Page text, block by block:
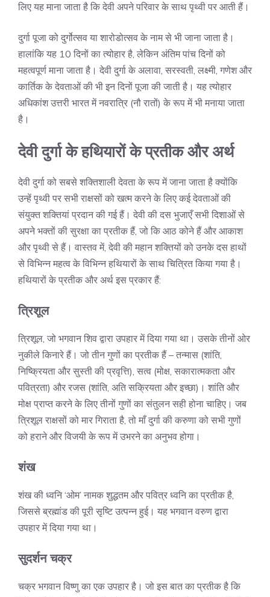
लिए यह माना जाता है कि देवी अपने परिवार के साथ पृथ्वी पर आती हैं।
दुर्गा पूजा को दुर्गोत्सव या शारोडोत्सव के नाम से भी जाना जाता है।
हालांकि यह 10 दिनों का त्योहार है, लेकिन अंतिम पांच दिनों को
महत्वपूर्ण माना जाता है। देवी दुर्गा के अलावा, सरस्वती, लक्ष्मी, गणेश और
कार्तिक के देवताओं की भी इन दिनों पूजा की जाती है। यह त्योहार
अधिकांश उत्तरी भारत में नवरात्रि (नौ रातों) के रूप में भी मनाया जाता
है।
देवी दुर्गा के हथियारों के प्रतीक और अर्थ
देवी दुर्गा को सबसे शक्तिशाली देवता के रूप में जाना जाता है क्योंकि
उन्हें पृथ्वी पर सभी राक्षसों को खत्म करने के लिए कई देवताओं की
संयुक्त शक्तियां प्रदान की गई हैं। देवी की दस भुजाएँ सभी दिशाओं से
अपने भक्तों की सुरक्षा का प्रतीक हैं, जो कि आठ कोने हैं और आकाश
और पृथ्वी से हैं। वास्तव में, देवी की महान शक्तियों को उनके दस हाथों
से विभिन्न महत्व के विभिन्न हथियारों के साथ चित्रित किया गया है।
हथियारों के प्रतीक और अर्थ इस प्रकार हैं:
त्रिशूल
त्रिशूल, जो भगवान शिव द्वारा उपहार में दिया गया था। उसके तीनों ओर
नुकीले किनारे हैं। जो तीन गुणों का प्रतीक हैं – तन्मास (शांति,
निष्क्रियता और सुस्ती की प्रवृत्ति), सत्व (मोक्ष, सकारात्मकता और
पवित्रता) और रजस (शांति, अति सक्रियता और इच्छा)। शांति और
मोक्ष प्राप्त करने के लिए तीनों गुणों का संतुलन सही होना चाहिए। जब
त्रिशूल राक्षसों को मार गिराता है, तो माँ दुर्गा की करुणा को सभी गुणों
को हराने और विजयी के रूप में उभरने का अनुभव होगा।
शंख
शंख की ध्वनि ‘ओम’ नामक शुद्धतम और पवित्र ध्वनि का प्रतीक है,
जिससे ब्रह्मांड की पूरी सृष्टि उत्पन्न हुई। यह भगवान वरुण द्वारा
उपहार में दिया गया था।
सुदर्शन चक्र
चक्र भगवान विष्णु का एक उपहार है। जो इस बात का प्रतीक है कि